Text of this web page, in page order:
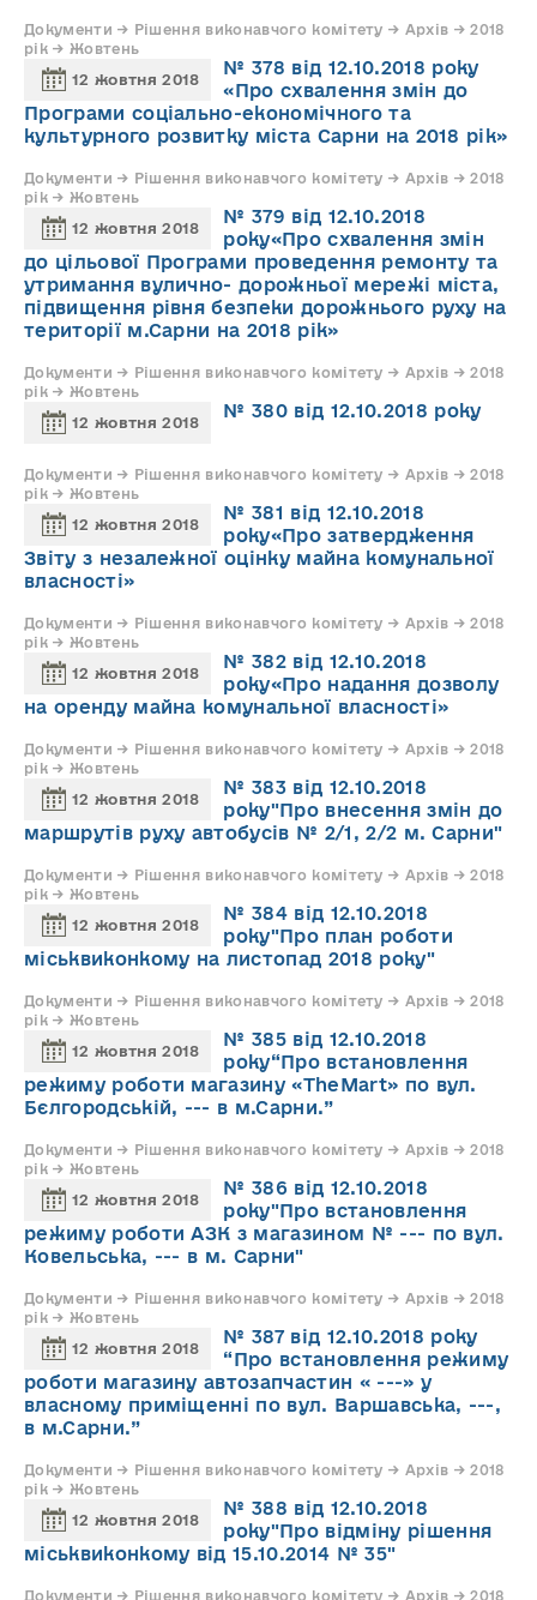
Документи → Рішення виконавчого комітету → Архів → 2018
рік → Жовтень
12 жовтня 2018
№ 378 від 12.10.2018 року
«Про схвалення змін до
Програми соціально-економічного та
культурного розвитку міста Сарни на 2018 рік»
Документи → Рішення виконавчого комітету → Архів → 2018
рік → Жовтень
12 жовтня 2018
№ 379 від 12.10.2018
року«Про схвалення змін
до цільової Програми проведення ремонту та
утримання вулично- дорожньої мережі міста,
підвищення рівня безпеки дорожнього руху на
території м.Сарни на 2018 рік»
Документи → Рішення виконавчого комітету → Архів → 2018
рік → Жовтень
12 жовтня 2018
№ 380 від 12.10.2018 року
Документи → Рішення виконавчого комітету → Архів → 2018
рік → Жовтень
12 жовтня 2018
№ 381 від 12.10.2018
року«Про затвердження
Звіту з незалежної оцінку майна комунальної
власності»
Документи → Рішення виконавчого комітету → Архів → 2018
рік → Жовтень
12 жовтня 2018
№ 382 від 12.10.2018
року«Про надання дозволу
на оренду майна комунальної власності»
Документи → Рішення виконавчого комітету → Архів → 2018
рік → Жовтень
12 жовтня 2018
№ 383 від 12.10.2018
року"Про внесення змін до
маршрутів руху автобусів № 2/1, 2/2 м. Сарни"
Документи → Рішення виконавчого комітету → Архів → 2018
рік → Жовтень
12 жовтня 2018
№ 384 від 12.10.2018
року"Про план роботи
міськвиконкому на листопад 2018 року"
Документи → Рішення виконавчого комітету → Архів → 2018
рік → Жовтень
12 жовтня 2018
№ 385 від 12.10.2018
року“Про встановлення
режиму роботи магазину «TheMart» по вул.
Бєлгородській, --- в м.Сарни.”
Документи → Рішення виконавчого комітету → Архів → 2018
рік → Жовтень
12 жовтня 2018
№ 386 від 12.10.2018
року"Про встановлення
режиму роботи АЗК з магазином № --- по вул.
Ковельська, --- в м. Сарни"
Документи → Рішення виконавчого комітету → Архів → 2018
рік → Жовтень
12 жовтня 2018
№ 387 від 12.10.2018 року
“Про встановлення режиму
роботи магазину автозапчастин « ---» у
власному приміщенні по вул. Варшавська, ---,
в м.Сарни.”
Документи → Рішення виконавчого комітету → Архів → 2018
рік → Жовтень
12 жовтня 2018
№ 388 від 12.10.2018
року"Про відміну рішення
міськвиконкому від 15.10.2014 № 35"
Документи → Рішення виконавчого комітету → Архів → 2018